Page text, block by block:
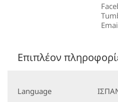
Επιπλέον
Language